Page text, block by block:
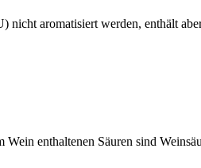
nicht aromatisiert werden, enthält
Wein enthaltenen Säuren sind